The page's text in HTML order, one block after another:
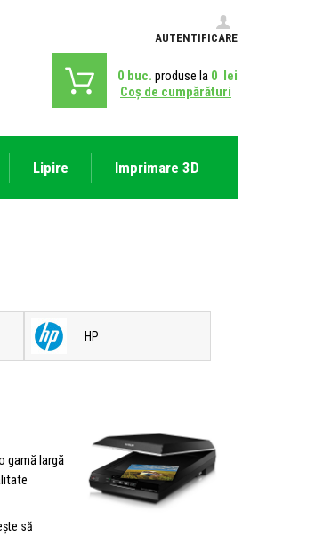
AUTENTIFICARE
0 buc. produse la 0 lei
Coş de cumpărături
Lipire Imprimare 3D
HP
gamă largă
să